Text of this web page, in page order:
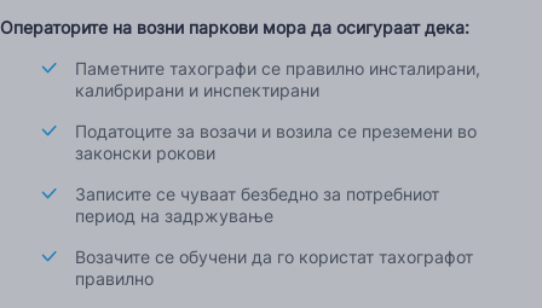
Операторите на возни паркови мора да осигураат дека:
Паметните тахографи се правилно инсталирани,
калибрирани и инспектирани
Податоците за возачи и возила се преземени во
законски рокови
Записите се чуваат безбедно за потребниот
период на задржување
Возачите се обучени да го користат тахографот
правилно